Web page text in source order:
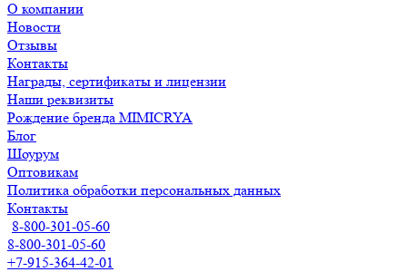
О компании
Новости
Отзывы
Контакты
Награды, сертификаты и лицензии
Наши реквизиты
Рождение бренда MIMICRYA
Блог
Шоурум
Оптовикам
Политика обработки персональных данных
Контакты
8-800-301-05-60
8-800-301-05-60
+7-915-364-42-01